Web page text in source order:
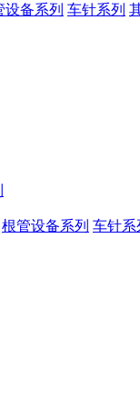
设备系列 车针系列
根管设备系列 车针系